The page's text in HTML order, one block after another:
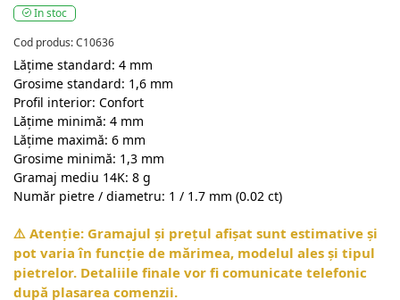
In stoc
Cod produs: C10636
Lățime standard: 4 mm
Grosime standard: 1,6 mm
Profil interior: Confort
Lățime minimă: 4 mm
Lățime maximă: 6 mm
Grosime minimă: 1,3 mm
Gramaj mediu 14K: 8 g
Număr pietre / diametru: 1 / 1.7 mm (0.02 ct)
⚠️ Atenție: Gramajul și prețul afișat sunt estimative și
pot varia în funcție de mărimea, modelul ales și tipul
pietrelor. Detaliile finale vor fi comunicate telefonic
după plasarea comenzii.